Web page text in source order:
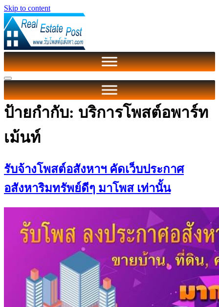
Skip to content
ป้ายกำกับ: บริการโพสต์อพาร์ท
เม้นท์
รับจ้างโพสต์อสังหาฯ คัดเว็บประกาศ
อสังหาริมทรัพย์ดีๆ มาโพส เท่านั้น